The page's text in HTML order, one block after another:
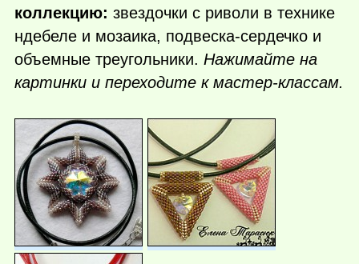
коллекцию: звездочки с риволи в технике
ндебеле и мозаика, подвеска-сердечко и
объемные треугольники. Нажимайте на
картинки и переходите к мастер-классам.